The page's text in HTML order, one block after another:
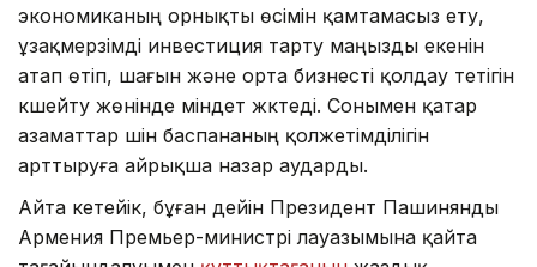
экономиканың орнықты өсімін қамтамасыз ету,
ұзақмерзімді инвестиция тарту маңызды екенін
атап өтіп, шағын және орта бизнесті қолдау тетігін
күшейту жөнінде міндет жүктеді. Сонымен қатар
азаматтар үшін баспананың қолжетімділігін
арттыруға айрықша назар аударды.
Айта кетейік, бұған дейін Президент Пашинянды
Армения Премьер-министрі лауазымына қайта